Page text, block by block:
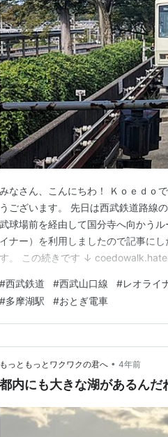
みなさん、こんにちわ！ Ｋｏｅｄｏ
うございます。 先日は西武鉄道路線
武球場前を経由して国分寺へ向かう
イナー）を利用しましたので記事に
す。 この続きです ↓
山線より１段上の位置に山口線のホ
西武園遊園地へのアクセ…
#西武鉄道 #西武山口線 #レオライ
#多摩湖駅 #おとぎ電車
もっともっとワクワクの君へ • 4年前
都内にも大きな湖があるん